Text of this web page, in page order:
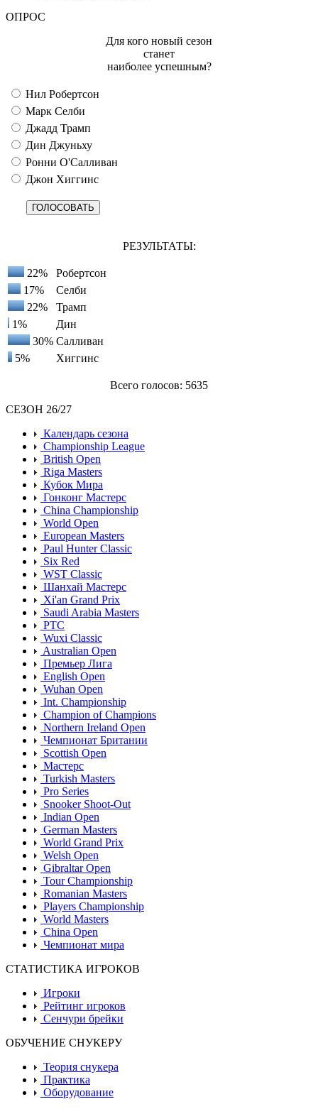
ОПРОС
Для кого новый сезон
станет
наиболее успешным?
Нил Робертсон
Марк Селби
Джадд Трамп
Дин Джуньху
Ронни О'Салливан
Джон Хиггинс
РЕЗУЛЬТАТЫ:
22%
Робертсон
17%
Селби
22%
Трамп
1%
Дин
30% Салливан
5%
Хиггинс
Всего голосов: 5635
СЕЗОН 26/27
Календарь сезона
Championship League
British Open
Riga Masters
Кубок Мира
Гонконг Мастерс
China Championship
World Open
European Masters
Paul Hunter Classic
Six Red
WST Classic
Шанхай Мастерс
Xi'an Grand Prix
Saudi Arabia Masters
PTC
Wuxi Classic
Australian Open
Премьер Лига
English Open
Wuhan Open
Int. Championship
Champion of Champions
Northern Ireland Open
Чемпионат Британии
Scottish Open
Мастерс
Turkish Masters
Pro Series
Snooker Shoot-Out
Indian Open
German Masters
World Grand Prix
Welsh Open
Gibraltar Open
Tour Championship
Romanian Masters
Players Championship
World Masters
China Open
Чемпионат мира
СТАТИСТИКА ИГРОКОВ
Игроки
Рейтинг игроков
Сенчури брейки
ОБУЧЕНИЕ СНУКЕРУ
Теория снукера
Практика
Оборудование